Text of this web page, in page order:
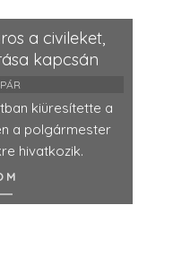
a civileket,
kapcsán
kiüresítette a
a polgármester
hivatkozik.